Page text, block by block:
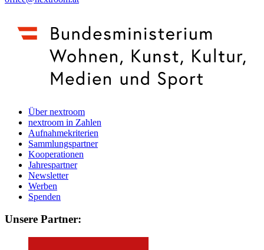
Über nextroom
nextroom in Zahlen
Aufnahmekriterien
Sammlungspartner
Kooperationen
Jahrespartner
Newsletter
Werben
Spenden
Unsere Partner: